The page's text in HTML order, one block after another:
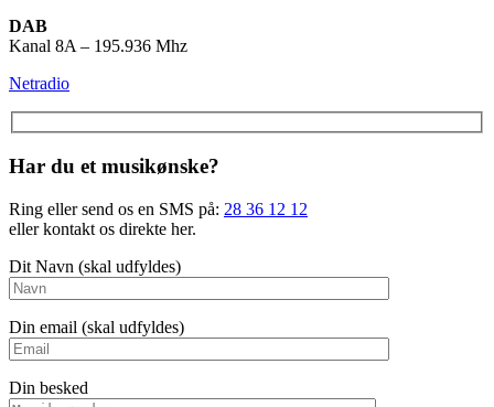
DAB
Kanal 8A – 195.936 Mhz
Netradio
Har du et musikønske?
Ring eller send os en SMS på: 28 36 12 12
eller kontakt os direkte her.
Dit Navn (skal udfyldes)
Din email (skal udfyldes)
Din besked